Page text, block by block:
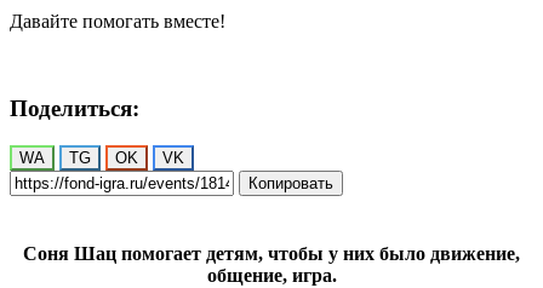
Давайте помогать вместе!
Поделиться:
WA TG OK
VK
Копировать
Соня Шац помогает детям, чтобы у них было движение,
общение, игра.